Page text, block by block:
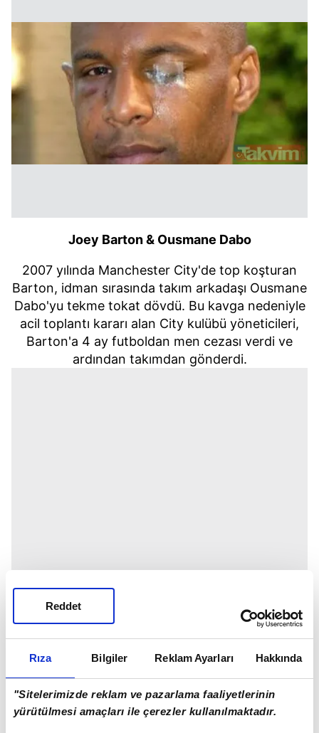
Rıza Bilgiler Reklam Ayarları Hakkında
"Sitelerimizde reklam ve pazarlama faaliyetlerinin
yürütülmesi amaçları ile çerezler kullanılmaktadır.
Reddet
Joey Barton & Ousmane Dabo
2007 yılında Manchester City'de top koşturan
Barton, idman sırasında takım arkadaşı Ousmane
Dabo'yu tekme tokat dövdü. Bu kavga nedeniyle
acil toplantı kararı alan City kulübü yöneticileri,
Barton'a 4 ay futboldan men cezası verdi ve
ardından takımdan gönderdi.